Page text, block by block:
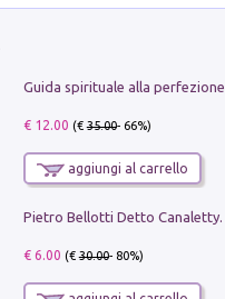
Guida spirituale alla perfezione
€ 12.00 (€35.00- 66%)
aggiungi al carrello
€ 6.00 (€30.00- 80%)